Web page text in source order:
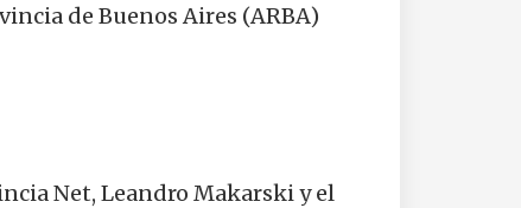
de Buenos Aires (ARBA)
Net, Leandro Makarski y el